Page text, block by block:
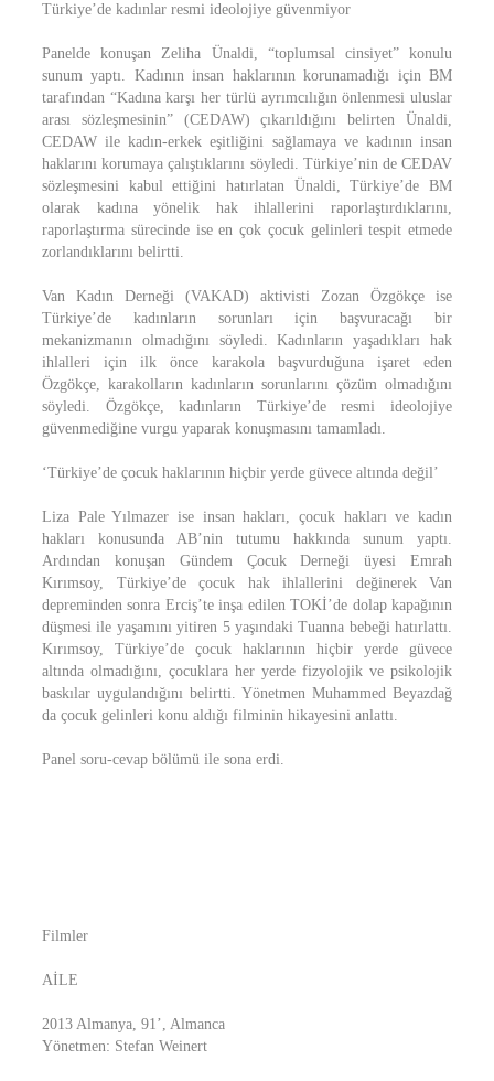
Türkiye’de kadınlar resmi ideolojiye güvenmiyor
Panelde konuşan Zeliha Ünaldi, “toplumsal cinsiyet” konulu
sunum yaptı. Kadının insan haklarının korunamadığı için BM
tarafından “Kadına karşı her türlü ayrımcılığın önlenmesi uluslar
arası sözleşmesinin” (CEDAW) çıkarıldığını belirten Ünaldi,
CEDAW ile kadın-erkek eşitliğini sağlamaya ve kadının insan
haklarını korumaya çalıştıklarını söyledi. Türkiye’nin de CEDAV
sözleşmesini kabul ettiğini hatırlatan Ünaldi, Türkiye’de BM
olarak kadına yönelik hak ihlallerini raporlaştırdıklarını,
raporlaştırma sürecinde ise en çok çocuk gelinleri tespit etmede
zorlandıklarını belirtti.
Van Kadın Derneği (VAKAD) aktivisti Zozan Özgökçe ise
Türkiye’de kadınların sorunları için başvuracağı bir
mekanizmanın olmadığını söyledi. Kadınların yaşadıkları hak
ihlalleri için ilk önce karakola başvurduğuna işaret eden
Özgökçe, karakolların kadınların sorunlarını çözüm olmadığını
söyledi. Özgökçe, kadınların Türkiye’de resmi ideolojiye
güvenmediğine vurgu yaparak konuşmasını tamamladı.
‘Türkiye’de çocuk haklarının hiçbir yerde güvece altında değil’
Liza Pale Yılmazer ise insan hakları, çocuk hakları ve kadın
hakları konusunda AB’nin tutumu hakkında sunum yaptı.
Ardından konuşan Gündem Çocuk Derneği üyesi Emrah
Kırımsoy, Türkiye’de çocuk hak ihlallerini değinerek Van
depreminden sonra Erciş’te inşa edilen TOKİ’de dolap kapağının
düşmesi ile yaşamını yitiren 5 yaşındaki Tuanna bebeği hatırlattı.
Kırımsoy, Türkiye’de çocuk haklarının hiçbir yerde güvece
altında olmadığını, çocuklara her yerde fizyolojik ve psikolojik
baskılar uygulandığını belirtti. Yönetmen Muhammed Beyazdağ
da çocuk gelinleri konu aldığı filminin hikayesini anlattı.
Panel soru-cevap bölümü ile sona erdi.
Filmler
AİLE
2013 Almanya, 91’, Almanca
Yönetmen: Stefan Weinert